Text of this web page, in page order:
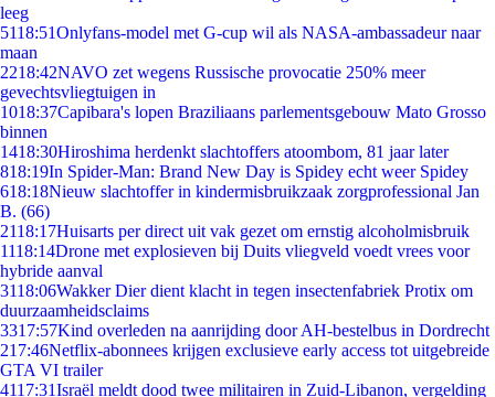
leeg
5118:51Onlyfans-model met G-cup wil als NASA-ambassadeur naar
maan
2218:42NAVO zet wegens Russische provocatie 250% meer
gevechtsvliegtuigen in
1018:37Capibara's lopen Braziliaans parlementsgebouw Mato Grosso
binnen
1418:30Hiroshima herdenkt slachtoffers atoombom, 81 jaar later
818:19In Spider-Man: Brand New Day is Spidey echt weer Spidey
618:18Nieuw slachtoffer in kindermisbruikzaak zorgprofessional Jan
B. (66)
2118:17Huisarts per direct uit vak gezet om ernstig alcoholmisbruik
1118:14Drone met explosieven bij Duits vliegveld voedt vrees voor
hybride aanval
3118:06Wakker Dier dient klacht in tegen insectenfabriek Protix om
duurzaamheidsclaims
3317:57Kind overleden na aanrijding door AH-bestelbus in Dordrecht
217:46Netflix-abonnees krijgen exclusieve early access tot uitgebreide
GTA VI trailer
4117:31Israël meldt dood twee militairen in Zuid-Libanon, vergelding